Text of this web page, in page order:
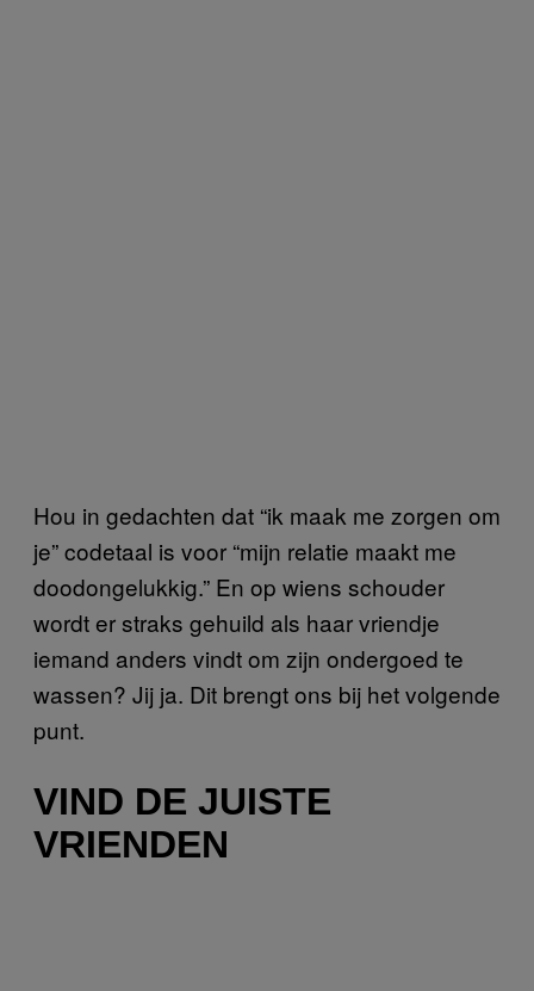
Hou in gedachten dat “ik maak me zorgen om
je” codetaal is voor “mijn relatie maakt me
doodongelukkig.” En op wiens schouder
wordt er straks gehuild als haar vriendje
iemand anders vindt om zijn ondergoed te
wassen? Jij ja. Dit brengt ons bij het volgende
punt.
VIND DE JUISTE
VRIENDEN